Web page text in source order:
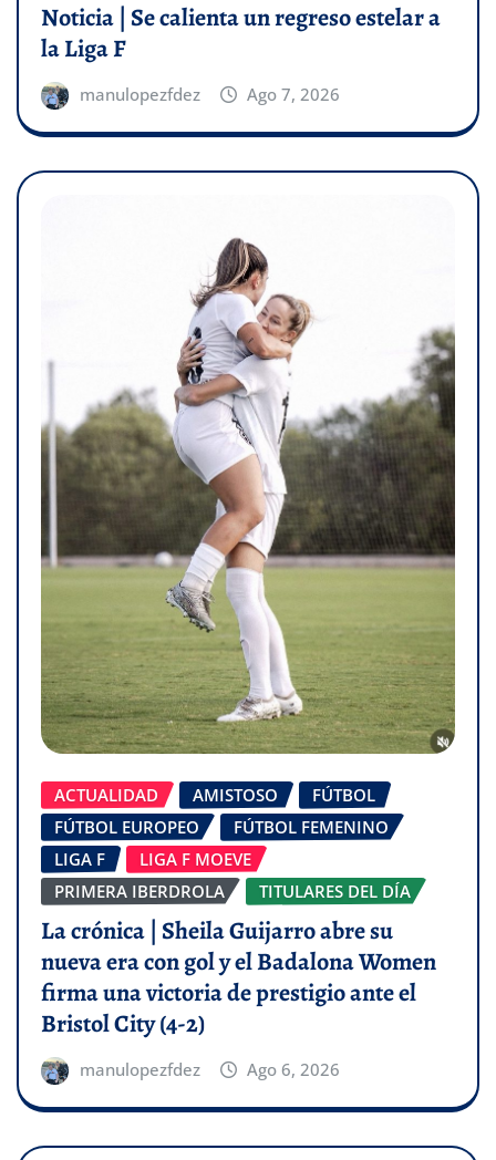
Noticia | Se calienta un regreso estelar a
la Liga F
manulopezfdez Ago 7, 2026
ACTUALIDAD AMISTOSO
FÚTBOL
FÚTBOL EUROPEO
FÚTBOL FEMENINO
LIGA F
LIGA F MOEVE
PRIMERA IBERDROLA
TITULARES DEL DÍA
La crónica | Sheila Guijarro abre su
nueva era con gol y el Badalona Women
firma una victoria de prestigio ante el
Bristol City (4-2)
manulopezfdez Ago 6, 2026